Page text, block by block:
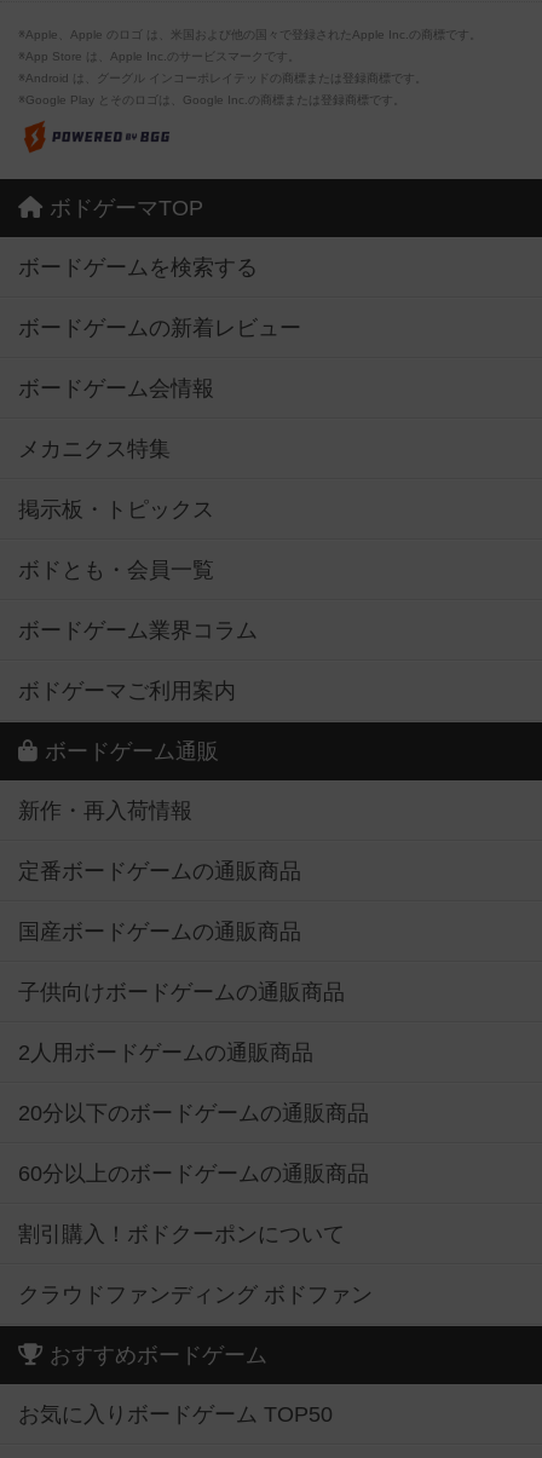
※Apple、Apple のロゴ は、米国および他の国々で登録されたApple Inc.の商標です。
※App Store は、Apple Inc.のサービスマークです。
※Android は、グーグル インコーポレイテッドの商標または登録商標です。
※Google Play とそのロゴは、Google Inc.の商標または登録商標です。
ボドゲーマTOP
ボードゲームを検索する
ボードゲームの新着レビュー
ボードゲーム会情報
メカニクス特集
掲示板・トピックス
ボドとも・会員一覧
ボードゲーム業界コラム
ボドゲーマご利用案内
ボードゲーム通販
新作・再入荷情報
定番ボードゲームの通販商品
国産ボードゲームの通販商品
子供向けボードゲームの通販商品
2人用ボードゲームの通販商品
20分以下のボードゲームの通販商品
60分以上のボードゲームの通販商品
割引購入！ボドクーポンについて
クラウドファンディング ボドファン
おすすめボードゲーム
お気に入りボードゲーム TOP50